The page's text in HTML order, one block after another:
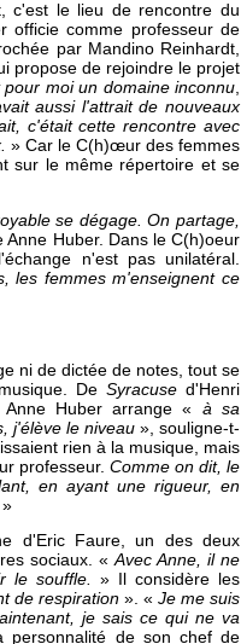
c'est le lieu de rencontre du
officie comme professeur de
par Mandino Reinhardt,
propose de rejoindre le projet
moi un domaine inconnu,
aussi l'attrait de nouveaux
c'était cette rencontre avec
» Car le C(h)œur des femmes
sur le même répertoire et se
se dégage. On partage,
Anne Huber. Dans le C(h)oeur
n'est pas unilatéral.
les femmes m'enseignent ce
ni de dictée de notes, tout se
De Syracused'Henri
Huber arrange « à sa
j'élève le niveau », souligne-t-
rien à la musique, mais
professeur. Comme on dit, le
en ayant une rigueur, en
»
d'Eric Faure, un des deux
sociaux. «Avec Anne, il ne
le souffle. » Il considère les
de respiration». « Je me suis
je sais ce qui ne va
de son chef de